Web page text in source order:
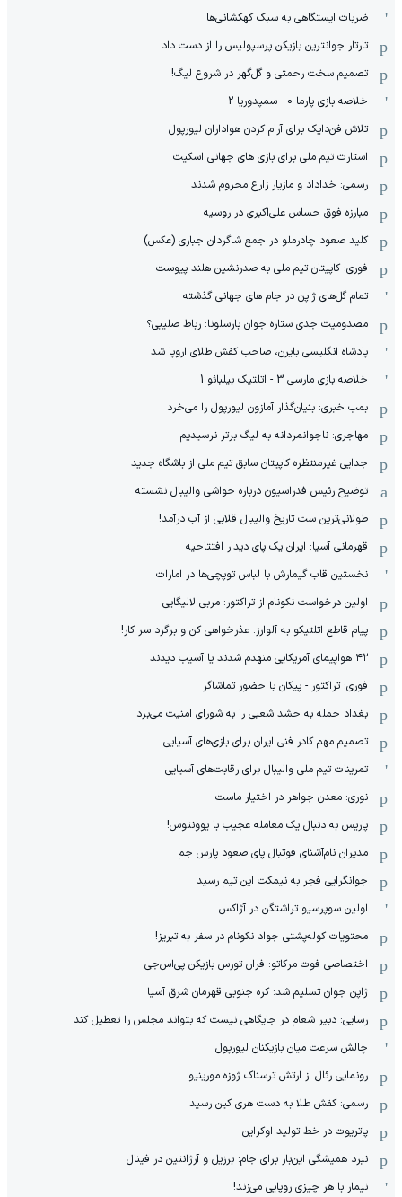
ضربات ایستگاهی به سبک کهکشانی‌ها
تارتار جوانترین بازیکن پرسپولیس را از دست داد
تصمیم سخت رحمتی و گل‌گهر در شروع لیگ!
خلاصه بازی پارما 0 - سمپدوریا 2
تلاش فن‌دایک برای آرام کردن هواداران لیورپول
استارت تیم ملی برای بازی های جهانی اسکیت
رسمی: خداداد و مازیار زارع محروم شدند
مبارزه فوق حساس علی‌اکبری در روسیه
کلید صعود چادرملو در جمع شاگردان جباری (عکس)
فوری: کاپیتان تیم ملی به صدرنشین هلند پیوست
تمام گل‌های ژاپن در جام های جهانی گذشته
مصدومیت جدی ستاره جوان بارسلونا: رباط صلیبی؟
پادشاه انگلیسی بایرن، صاحب کفش طلای اروپا شد
خلاصه بازی مارسی 3 - اتلتیک بیلبائو 1
بمب خبری: بنیان‌گذار آمازون لیورپول را می‌خرد
مهاجری: ناجوانمردانه به لیگ برتر نرسیدیم
جدایی غیرمنتظره کاپیتان سابق تیم ملی از باشگاه جدید
توضیح رئیس فدراسیون درباره حواشی والیبال نشسته
طولانی‌ترین ست تاریخ والیبال قلابی از آب درآمد!
قهرمانی آسیا: ایران یک پای دیدار افتتاحیه
نخستین قاب گیمارش با لباس توپچی‌ها در امارات
اولین درخواست نکونام از تراکتور: مربی لالیگایی
پیام قاطع اتلتیکو به آلوارز: عذرخواهی کن و برگرد سر کار!
۴۲ هواپیمای آمریکایی منهدم شدند یا آسیب دیدند
فوری: تراکتور - پیکان با حضور تماشاگر
بغداد حمله به حشد شعبی را به شورای امنیت می‌برد
تصمیم مهم کادر فنی ایران برای بازی‌های آسیایی
تمرینات تیم ملی والیبال برای رقابت‌های آسیایی
نوری: معدن جواهر در اختیار ماست
پاریس به دنبال یک معامله عجیب با یوونتوس!
مدیران نام‌آشنای فوتبال پای صعود پارس جم
جوانگرایی فجر به نیمکت این تیم رسید
اولین سوپرسیو تراشتگن در آژاکس
محتویات کوله‌پشتی جواد نکونام در سفر به تبریز!
اختصاصی فوت مرکاتو: فران تورس بازیکن پی‌اس‌جی
ژاپن جوان تسلیم شد: کره جنوبی قهرمان شرق آسیا
رسایی: دبیر شعام در جایگاهی نیست که بتواند مجلس را تعطیل کند
چالش سرعت میان بازیکنان لیورپول
رونمایی رئال از ارتش ترسناک ژوزه مورینیو
رسمی: کفش طلا به دست هری کین رسید
پاتریوت در خط تولید اوکراین
نبرد همیشگی این‌بار برای جام: برزیل و آرژانتین در فینال
نیمار با هر چیزی روپایی می‌زند!